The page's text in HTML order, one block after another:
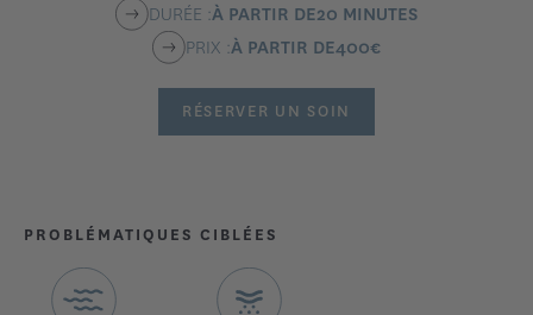
DURÉE :À PARTIR DE20 MINUTES
PRIX :À PARTIR DE400€
RÉSERVER UN SOIN
PROBLÉMATIQUES CIBLÉES